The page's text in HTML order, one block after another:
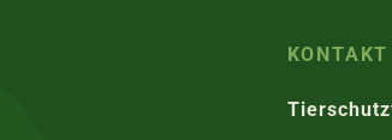
KONTAKT